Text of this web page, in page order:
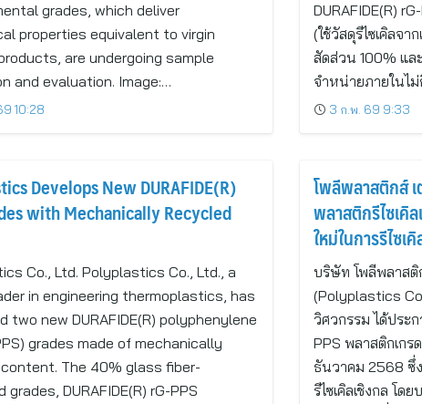
grades, which deliver
properties equivalent to virgin
are undergoing sample
and evaluation. Image:…
10:28
DURAFIDE(R)
(ใช้วัสดุรีไซเคิลจา
สัดส่วน 100% แล
จำหน่ายภายในไ
3 ก.พ. 69 9:33
Develops New DURAFIDE(R)
with Mechanically Recycled
Co., Ltd. Polyplastics Co., Ltd., a
in engineering thermoplastics, has
two new DURAFIDE(R) polyphenylene
grades made of mechanically
The 40% glass fiber-
grades, DURAFIDE(R) rG-PPS
โพลีพลาสติกส์ เ
พลาสติกรีไซเคิ
ใหม่ในการรีไซ
อุตสาหกรรม
บริษัท โพลีพลาสติ
(Polyplastics
วิศวกรรม ได้ประก
PPS พลาสติกเกร
ธันวาคม 2568 ซึ่
รีไซเคิลเชิงกล โ